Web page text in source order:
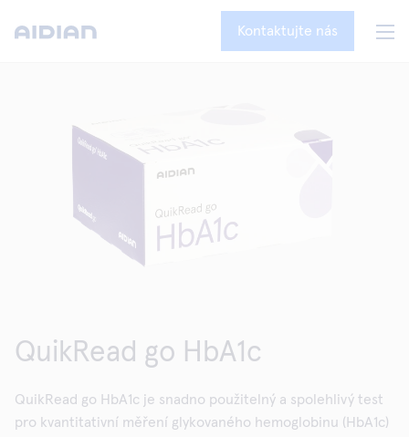
Kontaktujte nás
QuikRead go HbA1c
QuikRead go HbA1c je snadno použitelný a spolehlivý test
pro kvantitativní měření glykovaného hemoglobinu (HbA1c)